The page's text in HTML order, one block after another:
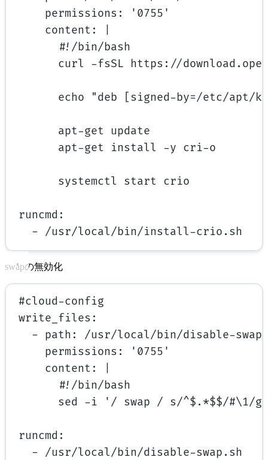
permissions :
'0755'
content :
#!/bin/bash
curl -fsSL https://
echo "deb [signed-by=/etc/
apt-get update
apt-get install -y cri-o
systemctl start crio
runcmd :
- /usr/local/bin/install-crio.sh
swapの無効化
#cloud-config
write_files :
- path : /usr/local/bin/disable-
permissions :
'0755'
content :
#!/bin/bash
sed -i '/ swap / s/^$.*$$/#\1/
runcmd :
- /usr/local/bin/disable-swap.sh